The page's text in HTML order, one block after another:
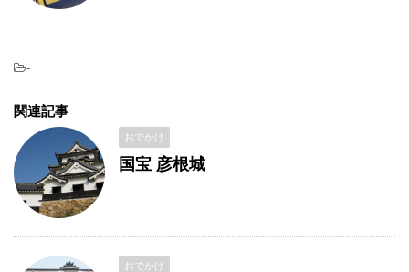
-
関連記事
おでかけ
国宝 彦根城
おでかけ